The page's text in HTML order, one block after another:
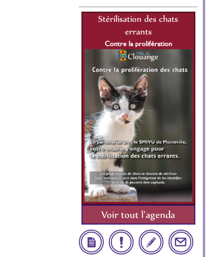
Stérilisation des chats
errants
Contre la prolifération
Du 01 Juillet 2021 au 31
Décembre 2026
Voir tout l'agenda